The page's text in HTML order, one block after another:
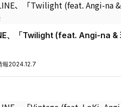
、「Twilight (feat. Angi-na &
報2024.12.7